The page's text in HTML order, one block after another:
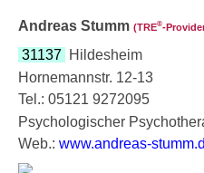
Andreas Stumm (TRE®
31137 Hildesheim
Hornemannstr. 12-13
Tel.: 05121 9272095
Psychologischer
Web.: www.andreas-